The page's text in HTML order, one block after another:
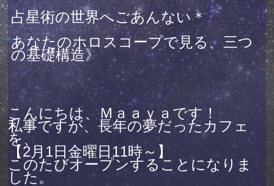
占星術の世界へごあんない＊
あなたのホロスコープで見る、三つ
の基礎構造》
こんにちは、Ｍａａｙａです！
私事ですが、長年の夢だったカフェ
を、
【2月1日金曜日11時～】
このたびオープンすることになりま
した。